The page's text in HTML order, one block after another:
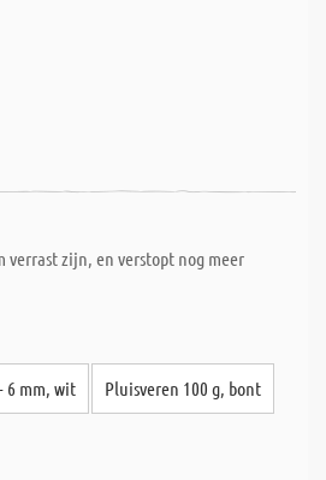
verrast zijn, en verstopt nog meer
6 mm, wit Pluisveren 100 g, bont